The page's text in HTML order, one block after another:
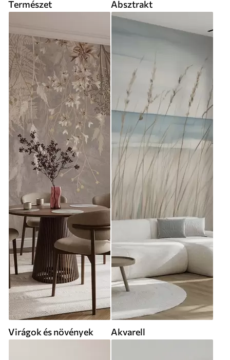
Természet Absztrakt
Virágok és növények Akvarell